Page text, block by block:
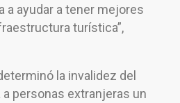
a ayudar a tener mejores
turística”,
la invalidez del
personas extranjeras un